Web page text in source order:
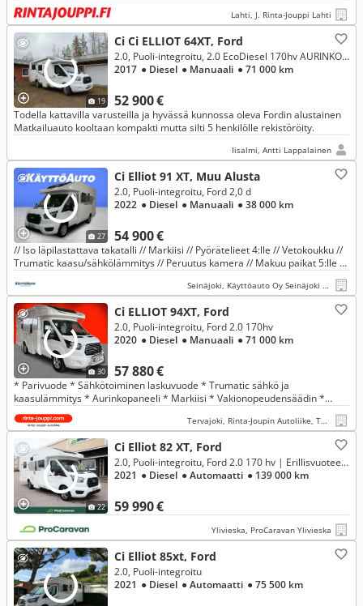
Lahti, J. Rinta-Jouppi Lahti
19
Ci Ci ELLIOT 64XT, Ford
52 900 €
2.0, Puoli-integroitu, 2.0 EcoDiesel 170hv AURINKOPANEELI, INVERTTERI, HUBBET sähköllä
2017 ● Diesel ● Manuaali ● 71 000 km
Todella kattavilla varusteilla ja hyvässä kunnossa oleva Fordin alustainen
Matkailuauto kooltaan kompakti mutta silti 5 henkilölle rekistöröity.
Iisalmi, Antti Lappalainen
27
Ci Elliot 91 XT, Muu Alusta
54 900 €
2.0, Puoli-integroitu, Ford 2,0 d
2022 ● Diesel ● Manuaali ● 38 000 km
// Iso läpilastattava takatalli // Markiisi // Pyörätelieet 4:lle // Vetokoukku //
Trumatic kaasu/sähkölämmitys // Peruutus kamera // Makuu paikat 5:lle //
Seinäjoki, Käyttöauto Oy Seinäjoki Pohjankaari
30
Ci ELLIOT 94XT, Ford
57 880 €
2.0, Puoli-integroitu, Ford 2.0 170hv
2020 ● Diesel ● Manuaali ● 71 000 km
* Parivuode * Sähkötoiminen laskuvuode * Trumatic sähkö ja
kaasulämmitys * Aurinkopaneeli * Markiisi * Vakionopeudensäädin *
Inventteri *
Tervajoki, Rinta-Joupin Autoliike, Tervajoki
22
Ci Elliot 82 XT, Ford
59 990 €
2.0, Puoli-integroitu, Ford 2.0 170 hv | Erillisvuoteet, laskuvuode, aurinkopaneeli **RAHOITUSKORKO ALK. 1,99%**
2021 ● Diesel ● Automaatti ● 139 000 km
Ylivieska, ProCaravan Ylivieska
Ci Elliot 85xt, Ford
2.0, Puoli-integroitu
2021 ● Diesel ● Automaatti ● 75 500 km